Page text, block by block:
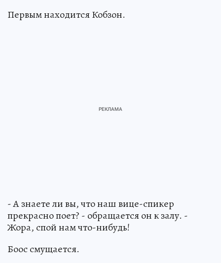
Первым находится Кобзон.
- А знаете ли вы, что наш вице-спикер
прекрасно поет? - обращается он к залу. -
Жора, спой нам что-нибудь!
Боос смущается.